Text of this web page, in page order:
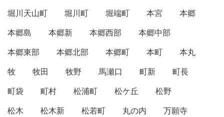
堀川天山町
堀川町 堀端町 本宮
本郷
本郷島
本郷新 本郷西部
本郷中部
本郷東部
本郷北部 本郷町 本町
本丸
牧
牧田 牧野 馬瀬口 町新
町長
町袋
町村 松浦町 松ケ丘
松野
松木
松木新 松若町 丸の内
万願寺